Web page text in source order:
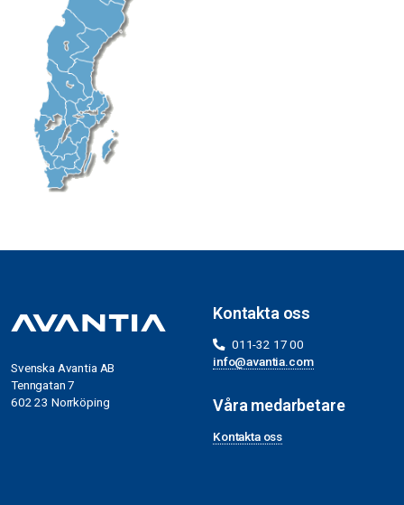
Svenska Avantia AB
Tenngatan 7
602 23 Norrköping
Kontakta oss
011-32 17 00
info@avantia.com
Våra medarbetare
Kontakta oss